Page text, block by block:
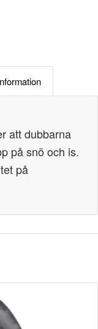
att dubbarna
på snö och is.
på